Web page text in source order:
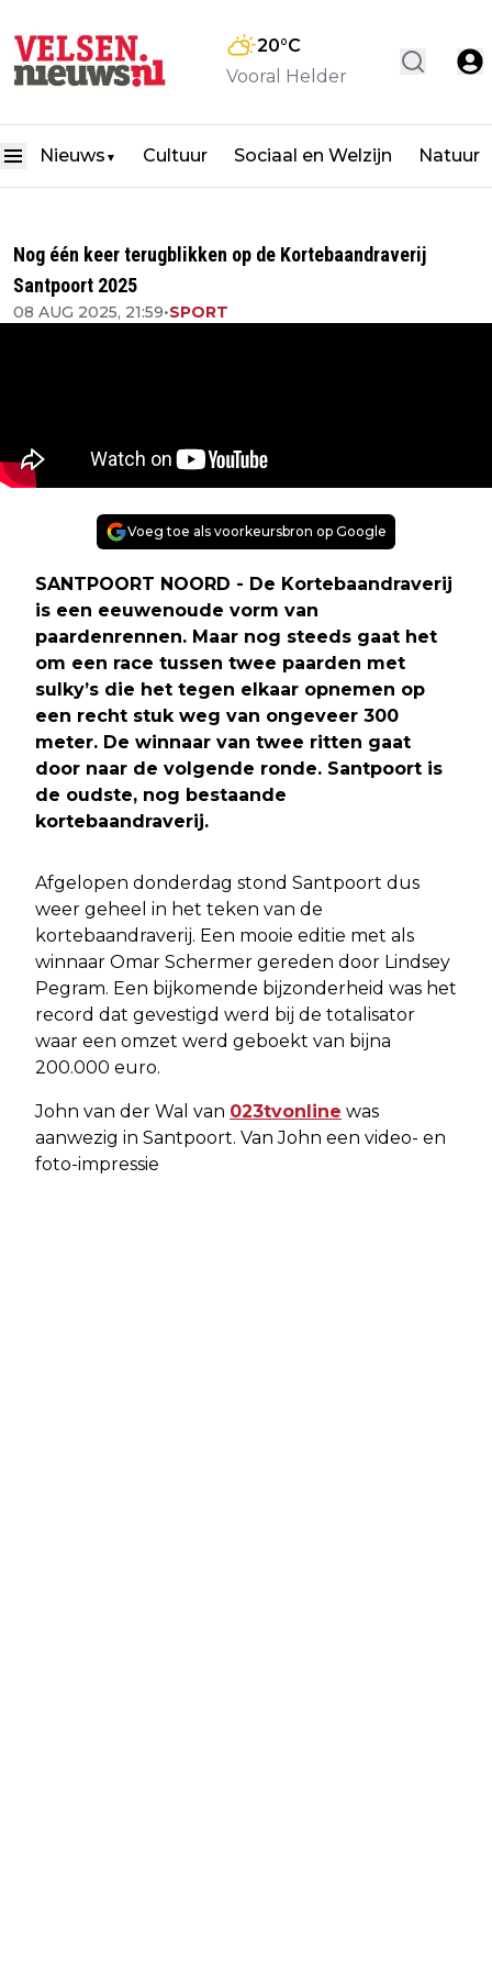
20°C
Vooral Helder
Nieuws ▼ Cultuur Sociaal en Welzijn Natuur
Nog één keer terugblikken op de Kortebaandraverij
Santpoort 2025
08 AUG 2025, 21:59•SPORT
Voeg toe als voorkeursbron op Google
SANTPOORT NOORD - De Kortebaandraverij
is een eeuwenoude vorm van
paardenrennen. Maar nog steeds gaat het
om een race tussen twee paarden met
sulky’s die het tegen elkaar opnemen op
een recht stuk weg van ongeveer 300
meter. De winnaar van twee ritten gaat
door naar de volgende ronde. Santpoort is
de oudste, nog bestaande
kortebaandraverij.
Afgelopen donderdag stond Santpoort dus
weer geheel in het teken van de
kortebaandraverij. Een mooie editie met als
winnaar Omar Schermer gereden door Lindsey
Pegram. Een bijkomende bijzonderheid was het
record dat gevestigd werd bij de totalisator
waar een omzet werd geboekt van bijna
200.000 euro.
John van der Wal van 023tvonline was
aanwezig in Santpoort. Van John een video- en
foto-impressie